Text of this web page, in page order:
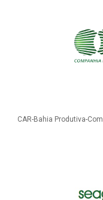
CAR-Bahia Produtiva-